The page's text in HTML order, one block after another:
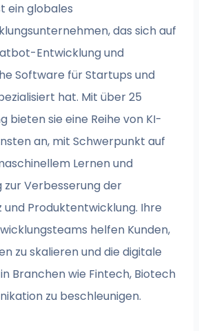
ein globales
das sich auf
Entwicklung und
Software für Startups und
hat. Mit über 25
bieten sie eine Reihe von KI-
an, mit Schwerpunkt auf
Lernen und
Verbesserung der
und Produktentwicklung. Ihre
helfen Kunden,
zu skalieren und die digitale
Branchen wie Fintech, Biotech
zu beschleunigen.